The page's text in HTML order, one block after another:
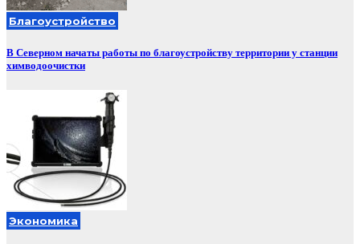
Благоустройство
В Северном начаты работы по благоустройству территории у станции
химводоочистки
Экономика